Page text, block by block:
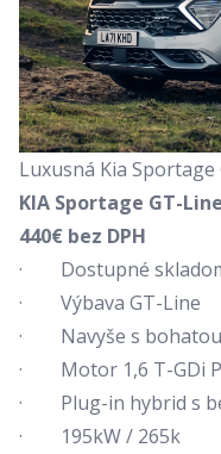
Luxusná Kia Sportage
KIA Sportage GT-
440€ bez DPH
· Dostupné
· Výbava GT-Line
· Navyše s bohatou
· Motor 1,6 T-GDi
· Plug-in hybrid s
· 195kW / 265k